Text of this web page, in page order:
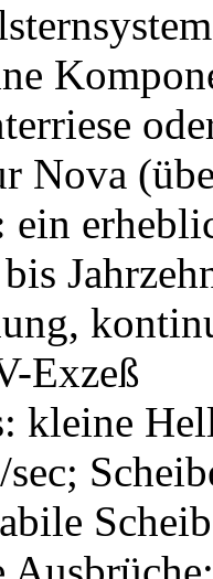
Nova
ein
Exzeß
kleine